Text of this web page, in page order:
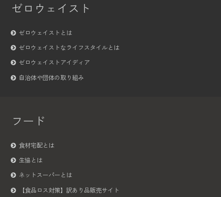
ゼロウェイスト
ゼロウェイストとは
ゼロウェイストなライフスタイルとは
ゼロウェイストアイディア
自治体や団体の取り組み
フード
食材宅配とは
生協とは
ネットスーパーとは
【食品ロス対策】訳あり品販売サイト